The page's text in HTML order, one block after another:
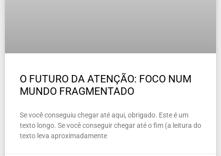
O FUTURO DA ATENÇÃO: FOCO NUM
MUNDO FRAGMENTADO
Se você conseguiu chegar até aqui, obrigado. Este é um
texto longo. Se você conseguir chegar até o fim (a leitura do
texto leva aproximadamente